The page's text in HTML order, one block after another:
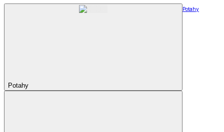
Potahy
Potahy